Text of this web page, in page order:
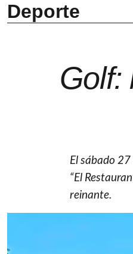
Deporte
Golf:
El sábado
“El
reinante.